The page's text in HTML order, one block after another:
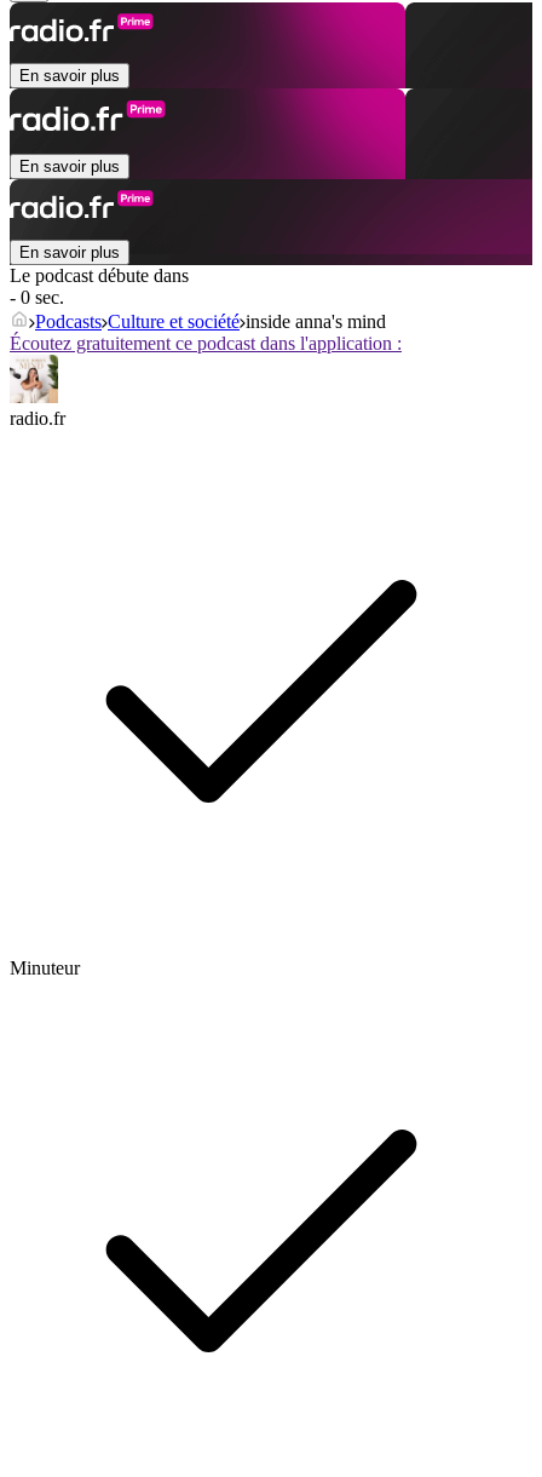
En savoir plus
En savoir plus
En savoir plus
Le podcast débute dans
- 0 sec.
Podcasts Culture et société inside anna's mind
Écoutez gratuitement ce podcast dans l'application :
radio.fr
Minuteur